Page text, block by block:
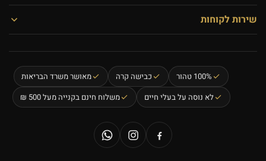
שירות לקוחות
100% טהור כבישה קרה
מאושר משרד הבריאות
לא נוסה על בעלי חיים
משלוח חינם בקנייה מעל 500 ₪